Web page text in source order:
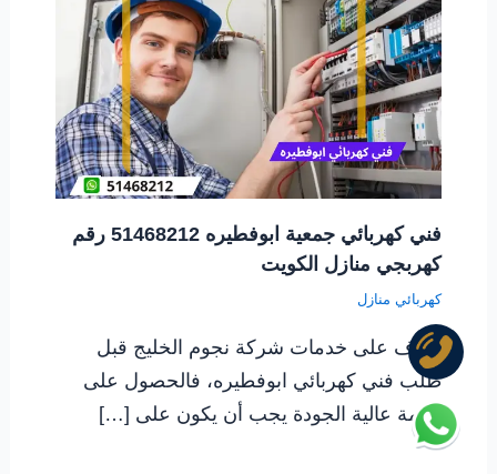
فني كهربائي جمعية ابوفطيره 51468212 رقم
كهربجي منازل الكويت
كهربائي منازل
تعرف على خدمات شركة نجوم الخليج قبل
طلب فني كهربائي ابوفطيره، فالحصول على
خدمة عالية الجودة يجب أن يكون على […]